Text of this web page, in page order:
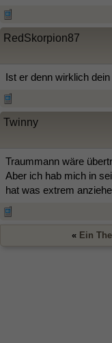
RedSkorpion87
Ist er denn wirklich
Twinny
Traummann wäre
Aber ich hab mich in
hat was extrem
« Ein